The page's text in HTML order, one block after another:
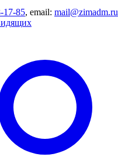
17-85, email: mail@zimadm.ru